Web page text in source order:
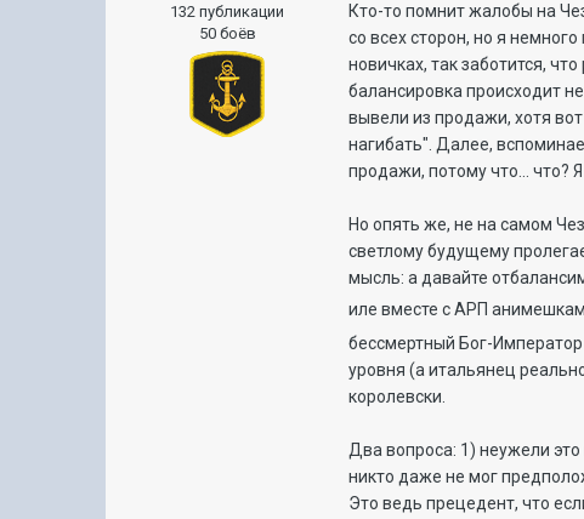
132 публикации
50 боёв
Кто-то помнит жалобы на
со всех сторон, но я
новичках, так заботится,
балансировка происходит
вывели из продажи, хотя
нагибать". Далее,
продажи, потому что... что?
Но опять же, не на самом
светлому будущему
мысль: а давайте
иле вместе с АРП
бессмертный Бог-
уровня (а итальянец
королевски.
Два вопроса: 1) неужели
никто даже не мог
Это ведь прецедент, что